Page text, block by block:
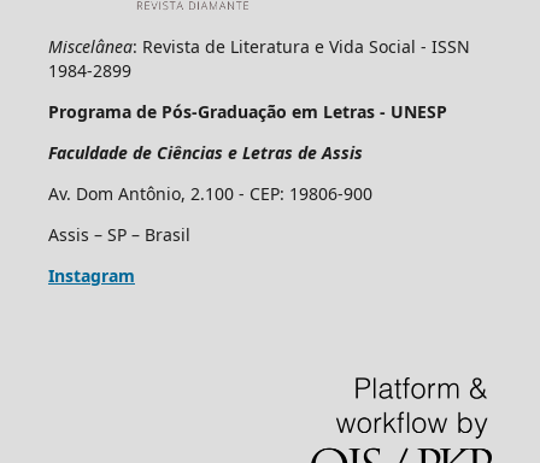
Miscelânea: Revista de Literatura e Vida Social - ISSN
1984-2899
Programa de Pós-Graduação em Letras - UNESP
Faculdade de Ciências e Letras de Assis
Av. Dom Antônio, 2.100 - CEP: 19806-900
Assis – SP – Brasil
Instagram